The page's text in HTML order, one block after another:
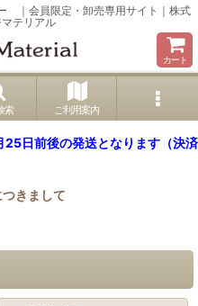
｜会員限定・卸売専用サイト｜株式
テリアル
カート
索 ご利用案内
25日前後の発送となります（決済
きまして